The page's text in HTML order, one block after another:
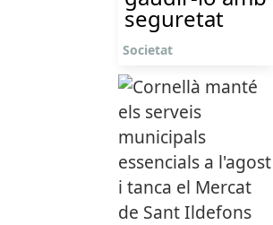
seguretat
Societat